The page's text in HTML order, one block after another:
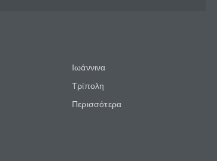
Ιωάννινα
Τρίπολη
Περισσότερα